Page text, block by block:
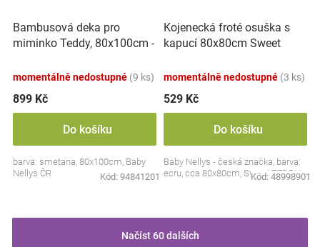
Bambusová deka pro
miminko Teddy, 80x100cm -
momentálně nedostupné (9 ks)
899 Kč
Do košíku
barva: smetana, 80x100cm, Baby
Nellys ČR
Kód: 94841201
Kojenecká froté osuška s
kapucí 80x80cm Sweet
momentálně nedostupné (3 ks)
529 Kč
Do košíku
Baby Nellys - česká značka, barva:
ecru, cca 80x80cm, Sweet TEDDY
Kód: 48998901
Načíst 60 dalších